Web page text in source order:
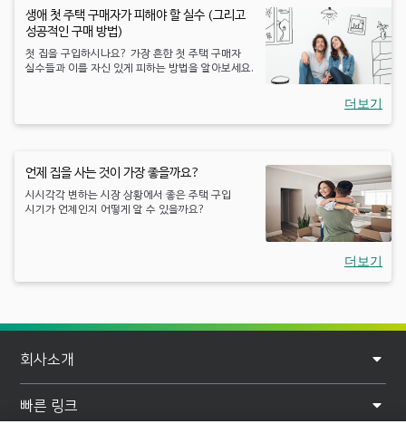
생애 첫 주택 구매자가 피해야 할 실수 (그리고
성공적인 구매 방법)
첫 집을 구입하시나요? 가장 흔한 첫 주택 구매자
실수들과 이를 자신 있게 피하는 방법을 알아보세요.
더보기
언제 집을 사는 것이 가장 좋을까요?
시시각각 변하는 시장 상황에서 좋은 주택 구입
시기가 언제인지 어떻게 알 수 있을까요?
더보기
회사소개
빠른 링크